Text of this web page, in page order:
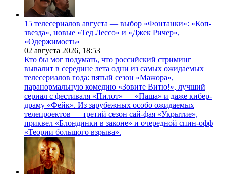
15 телесериалов августа — выбор «Фонтанки»: «Коп-
звезда», новые «Тед Лессо» и «Джек Ричер»,
«Одержимость»
02 августа 2026, 18:53
Кто бы мог подумать, что российский стриминг
вывалит в середине лета одни из самых ожидаемых
телесериалов года: пятый сезон «Мажора»,
паранормальную комедию «Зовите Витю!», лучший
сериал с фестиваля «Пилот» — «Паша» и даже кибер-
драму «Фейк». Из зарубежных особо ожидаемых
телепроектов — третий сезон сай-фая «Укрытие»,
приквел «Блондинки в законе» и очередной спин-офф
«Теории большого взрыва».